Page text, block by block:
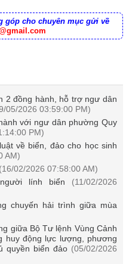
góp cho chuyên mục gửi về
2 đồng hành, hỗ trợ ngư dân
05/2026 03:59:00 PM)
với ngư dân phường Quy
PM)
về biển, đảo cho học sinh
AM)
(16/02/2026 07:58:00 AM)
lính biển (11/02/2026
chuyến hải trình giữa mùa
giữa Bộ Tư lệnh Vùng Cảnh
huy động lực lượng, phương
quyền biển đảo (05/02/2026